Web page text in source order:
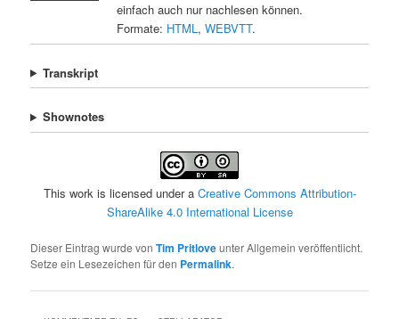
einfach auch nur nachlesen können.
Formate: HTML, WEBVTT.
Transkript
Shownotes
This work is licensed under a Creative Commons Attribution-
ShareAlike 4.0 International License
Dieser Eintrag wurde vonTim Pritloveunter Allgemein veröffentlicht.
Setze ein Lesezeichen für den Permalink.